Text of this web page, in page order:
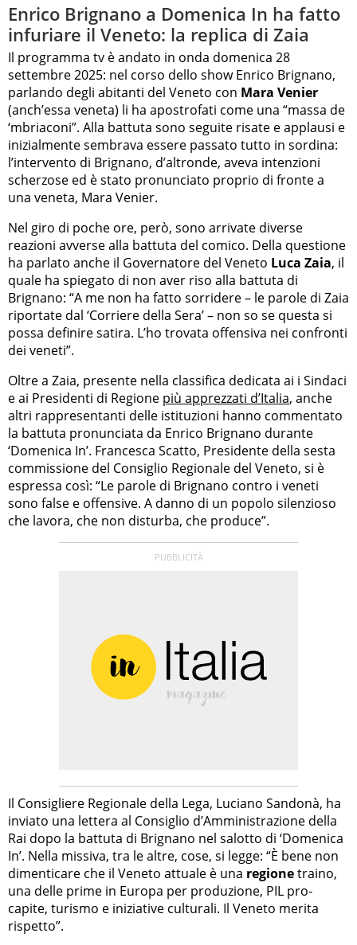
Enrico Brignano a Domenica In ha fatto
infuriare il Veneto: la replica di Zaia
Il programma tv è andato in onda domenica 28
settembre 2025: nel corso dello show Enrico Brignano,
parlando degli abitanti del Veneto con Mara Venier
(anch’essa veneta) li ha apostrofati come una “massa de
‘mbriaconi”. Alla battuta sono seguite risate e applausi e
inizialmente sembrava essere passato tutto in sordina:
l’intervento di Brignano, d’altronde, aveva intenzioni
scherzose ed è stato pronunciato proprio di fronte a
una veneta, Mara Venier.
Nel giro di poche ore, però, sono arrivate diverse
reazioni avverse alla battuta del comico. Della questione
ha parlato anche il Governatore del Veneto Luca Zaia, il
quale ha spiegato di non aver riso alla battuta di
Brignano: “A me non ha fatto sorridere – le parole di Zaia
riportate dal ‘Corriere della Sera’ – non so se questa si
possa definire satira. L’ho trovata offensiva nei confronti
dei veneti”.
Oltre a Zaia, presente nella classifica dedicata ai i Sindaci
e ai Presidenti di Regione più apprezzati d’Italia, anche
altri rappresentanti delle istituzioni hanno commentato
la battuta pronunciata da Enrico Brignano durante
‘Domenica In’. Francesca Scatto, Presidente della sesta
commissione del Consiglio Regionale del Veneto, si è
espressa così: “Le parole di Brignano contro i veneti
sono false e offensive. A danno di un popolo silenzioso
che lavora, che non disturba, che produce”.
Il Consigliere Regionale della Lega, Luciano Sandonà, ha
inviato una lettera al Consiglio d’Amministrazione della
Rai dopo la battuta di Brignano nel salotto di ‘Domenica
In’. Nella missiva, tra le altre, cose, si legge: “È bene non
dimenticare che il Veneto attuale è una regionetraino,
una delle prime in Europa per produzione, PIL pro-
capite, turismo e iniziative culturali. Il Veneto merita
rispetto”.